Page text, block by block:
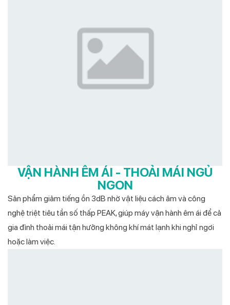
VẬN HÀNH ÊM ÁI - THOẢI MÁI NGỦ
NGON
Sản phẩm giảm tiếng ồn 3dB nhờ vật liệu cách âm và công
nghệ triệt tiêu tần số thấp PEAK, giúp máy vận hành êm ái để cả
gia đình thoải mái tận hưởng không khí mát lạnh khi nghỉ ngơi
hoặc làm việc.